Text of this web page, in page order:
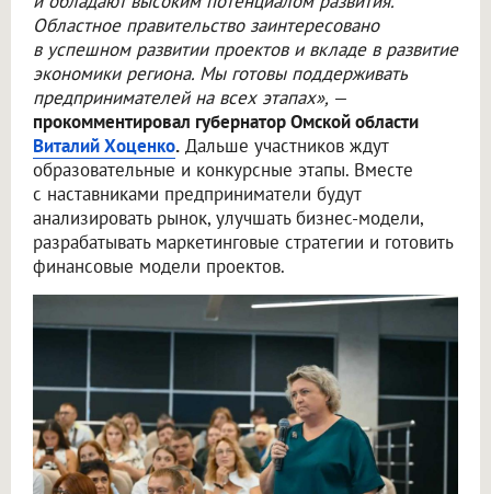
Областное правительство заинтересовано
в успешном развитии проектов и вкладе в развитие
экономики региона. Мы готовы поддерживать
предпринимателей на всех этапах», —
прокомментировал губернатор Омской области
Виталий Хоценко. Дальше участников ждут
образовательные и конкурсные этапы. Вместе
с наставниками предприниматели будут
анализировать рынок, улучшать бизнес-модели,
разрабатывать маркетинговые стратегии и готовить
финансовые модели проектов.